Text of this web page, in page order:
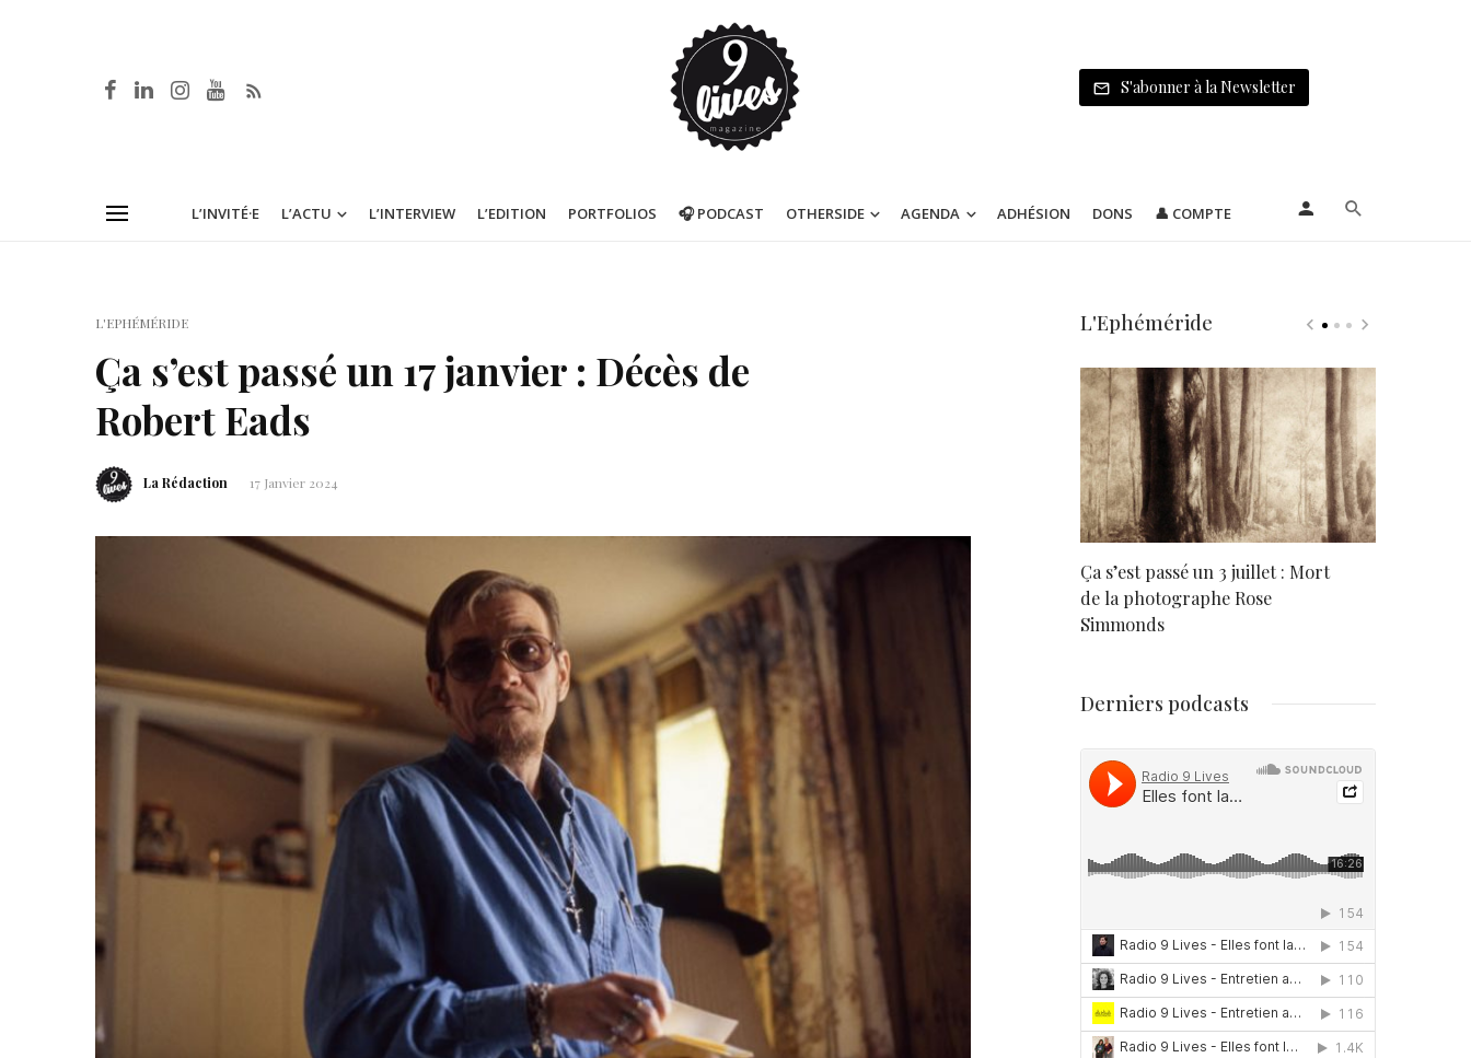
S'abonner à la Newsletter
L’INVITÉ·E L’ACTU L’INTERVIEW L’EDITION PORTFOLIOS 🎧 PODCAST OTHERSIDE AGENDA ADHÉSION DONS 👤 COMPTE
L'EPHÉMÉRIDE
Ça s’est passé un 17 janvier : Décès de
Robert Eads
La Rédaction 17 Janvier 2024
L'Ephéméride
Né un 2 juillet : André Kertész
Misonne
Ça s’est passé un 3 juillet : Mort
de la photographe Rose
Simmonds
Derniers podcasts